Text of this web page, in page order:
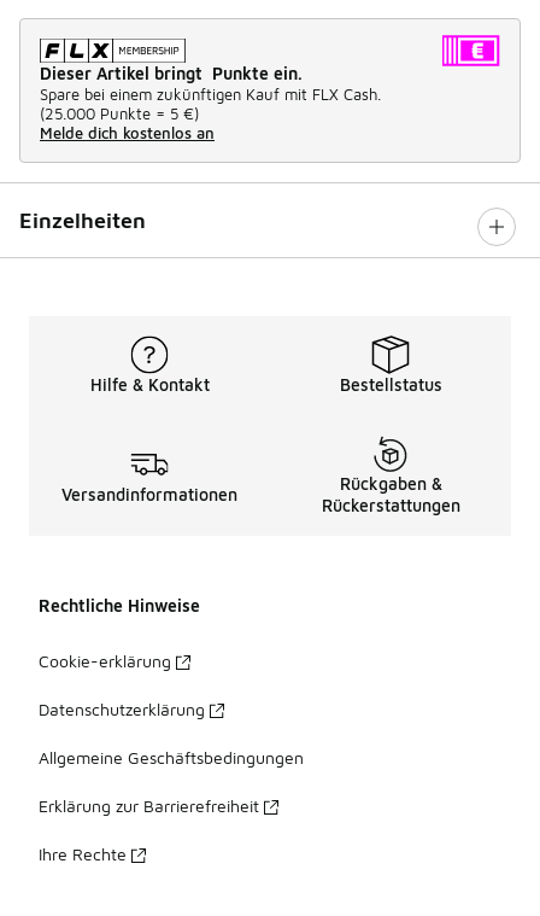
Dieser Artikel bringt Punkte ein.
Spare bei einem zukünftigen Kauf mit FLX Cash.
(25.000 Punkte = 5 €)
Melde dich kostenlos an
Einzelheiten
Hilfe & Kontakt Bestellstatus
Versandinformationen
Rückgaben &
Rückerstattungen
Rechtliche Hinweise
Cookie-erklärung
Datenschutzerklärung
Allgemeine Geschäftsbedingungen
Erklärung zur Barrierefreiheit
Ihre Rechte